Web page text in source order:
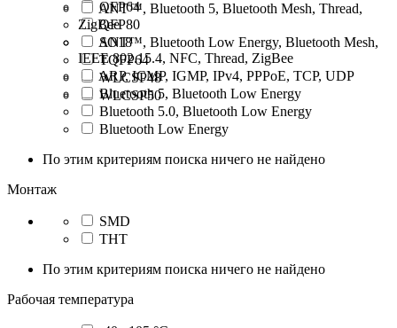
QFP64
QFP80
SO18
TQFP64
WLCSP48
WLCSP50
ANT™, Bluetooth 5, Bluetooth Mesh, Thread,
ZigBee
ANT™, Bluetooth Low Energy, Bluetooth Mesh,
IEEE 802.15.4, NFC, Thread, ZigBee
ARP, ICMP, IGMP, IPv4, PPPoE, TCP, UDP
Bluetooth 5, Bluetooth Low Energy
Bluetooth 5.0, Bluetooth Low Energy
Bluetooth Low Energy
По этим критериям поиска ничего не найдено
Монтаж
SMD
THT
По этим критериям поиска ничего не найдено
Рабочая температура